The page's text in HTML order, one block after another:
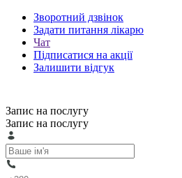
Зворотний дзвінок
Задати питання лікарю
Чат
Підписатися на акції
Залишити відгук
Запис на послугу
Запис на послугу